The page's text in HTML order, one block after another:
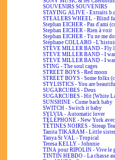
SOUVENIRS SOUVENIRS
STAYING ALIVE - Extraits
STEALERS WHEEL - Blind
Stephan EICHER - Pas d'ami
Stephan EICHER - Rien à voir
Stephan EICHER - Tu ne me
Stéphane COLLARO -
STEVE MILLER BAND - Fly
STEVE MILLER BAND - I
STEVE MILLER BAND - I
STING - The soul cages
STREET BOYS - Red moon
STREET BOYS - Some folks
STYLISTICS - You are
SUGARCUBES - Deus
SUGARCUBES - Hit [White
SUNSHINE - Come back baby
SWITCH - Switch it baby
SYLVIA - Automatic lover
TÉLÉPHONE - New York
TÉTINES NOIRES - Streap
Tanita TIKARAM - Little
Tanya St VAL - Tropical
Teresa KELLY - Johnnie
TINA pour RIPOLIN - Vive le
TINTIN HEBDO - La chasse